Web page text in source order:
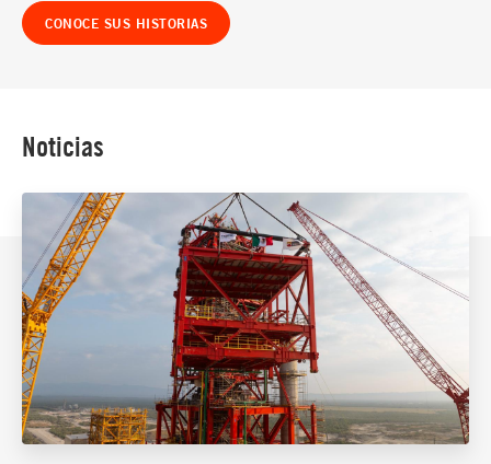
CONOCE SUS HISTORIAS
Noticias